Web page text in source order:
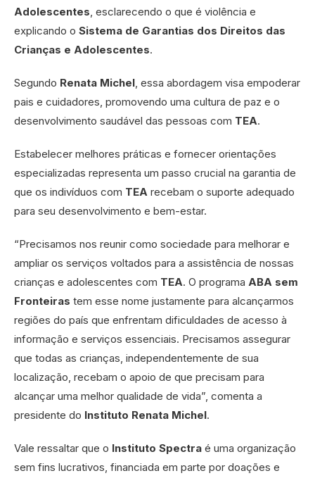
Adolescentes, esclarecendo o que é violência e
explicando o Sistema de Garantias dos Direitos das
Crianças e Adolescentes.
Segundo Renata Michel, essa abordagem visa empoderar
pais e cuidadores, promovendo uma cultura de paz e o
desenvolvimento saudável das pessoas com TEA.
Estabelecer melhores práticas e fornecer orientações
especializadas representa um passo crucial na garantia de
que os indivíduos com TEA recebam o suporte adequado
para seu desenvolvimento e bem-estar.
“Precisamos nos reunir como sociedade para melhorar e
ampliar os serviços voltados para a assistência de nossas
crianças e adolescentes com TEA. O programa ABA sem
Fronteiras tem esse nome justamente para alcançarmos
regiões do país que enfrentam dificuldades de acesso à
informação e serviços essenciais. Precisamos assegurar
que todas as crianças, independentemente de sua
localização, recebam o apoio de que precisam para
alcançar uma melhor qualidade de vida”, comenta a
presidente do Instituto Renata Michel.
Vale ressaltar que o Instituto Spectra é uma organização
sem fins lucrativos, financiada em parte por doações e